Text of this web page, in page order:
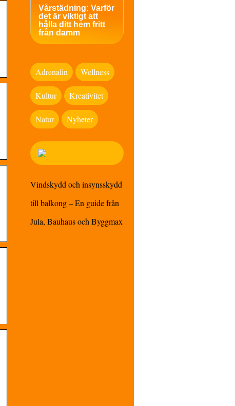
Vårstädning: Varför
det är viktigt att
hålla ditt hem fritt
från damm
Adrenalin Wellness
Kultur Kreativitet
Natur Nyheter
Vindskydd och insynsskydd
till balkong – En guide från
Jula, Bauhaus och Byggmax